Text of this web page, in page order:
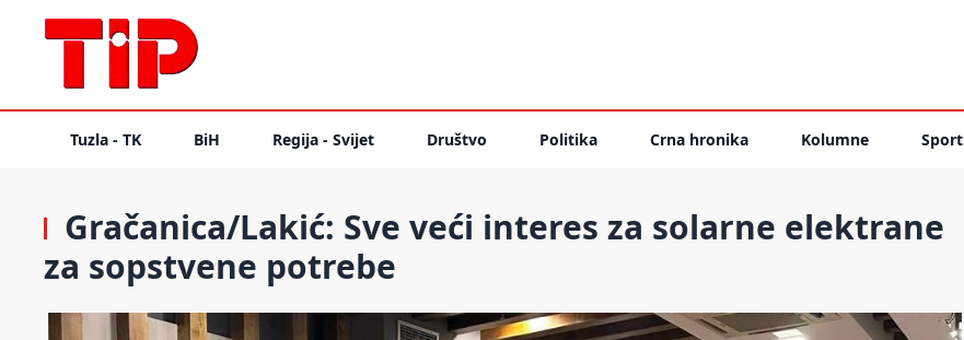
Tuzla - TK BiH Regija - Svijet Društvo Politika Crna hronika Kolumne Sport
Gračanica/Lakić: Sve veći interes za solarne elektrane
za sopstvene potrebe